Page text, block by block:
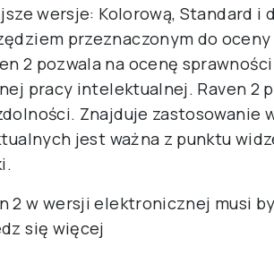
wersje: Kolorową, Standard i
przeznaczonym do
2 pozwala na ocenę
pracy intelektualnej. Raven 2
Znajduje zastosowanie
jest ważna z punktu
2 w wersji elektronicznej musi
się więcej